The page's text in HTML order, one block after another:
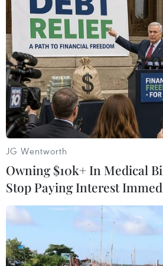
Hệ thống được trang bị thiết
và máy đo khoảng cách laser.
Thiết bị này còn có khả năng
định tọa độ mục tiêu và chỉ
các phương tiện vũ khí tấn
cao./.
JG Wentworth
Owning $10k+ In Medical
Stop Paying Interest